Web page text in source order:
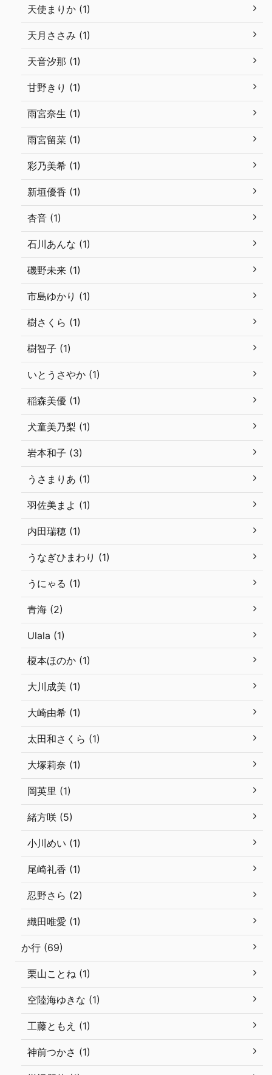
天使まりか (1)
天月ささみ (1)
天音汐那 (1)
甘野きり (1)
雨宮奈生 (1)
雨宮留菜 (1)
彩乃美希 (1)
新垣優香 (1)
杏音 (1)
石川あんな (1)
磯野未来 (1)
市島ゆかり (1)
樹さくら (1)
樹智子 (1)
いとうさやか (1)
稲森美優 (1)
犬童美乃梨 (1)
岩本和子 (3)
うさまりあ (1)
羽佐美まよ (1)
内田瑞穂 (1)
うなぎひまわり (1)
うにゃる (1)
青海 (2)
Ulala (1)
榎本ほのか (1)
大川成美 (1)
大崎由希 (1)
太田和さくら (1)
大塚莉奈 (1)
岡英里 (1)
緒方咲 (5)
小川めい (1)
尾崎礼香 (1)
忍野さら (2)
織田唯愛 (1)
か行 (69)
栗山ことね (1)
空陸海ゆきな (1)
工藤ともえ (1)
神前つかさ (1)